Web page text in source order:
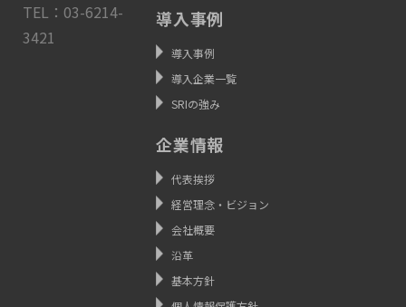
TEL：03-6214-
3421
導入事例
導入事例
導入企業一覧
SRIの強み
企業情報
代表挨拶
経営理念・ビジョン
会社概要
沿革
基本方針